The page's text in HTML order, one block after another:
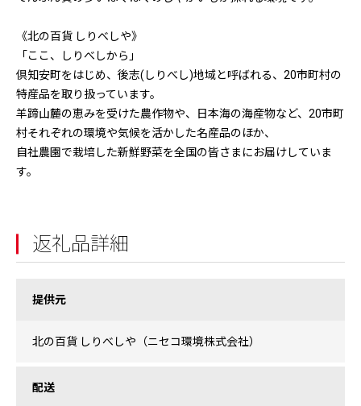
《北の百貨 しりべしや》
「ここ、しりべしから」
倶知安町をはじめ、後志(しりべし)地域と呼ばれる、20市町村の
特産品を取り扱っています。
羊蹄山麓の恵みを受けた農作物や、日本海の海産物など、20市町
村それぞれの環境や気候を活かした名産品のほか、
自社農園で栽培した新鮮野菜を全国の皆さまにお届けしていま
す。
返礼品詳細
提供元
北の百貨 しりべしや（ニセコ環境株式会社）
配送